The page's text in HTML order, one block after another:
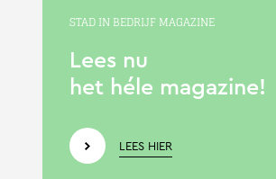
STAD IN BEDRIJF MAGAZINE
Lees nu
het héle magazine!
LEES HIER